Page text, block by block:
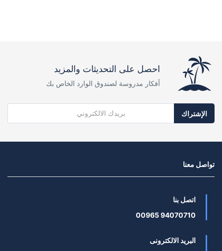
احصل على التحديثات والمزيد
أفكار مدروسة لصندوق الوارد الخاص بك
الإشتراك
تواصل معنا
اتصل بنا
94070710 00965
البريد الالكترونى